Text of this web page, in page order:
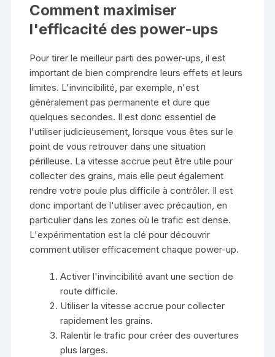
Comment maximiser
l'efficacité des power-ups
Pour tirer le meilleur parti des power-ups, il est
important de bien comprendre leurs effets et leurs
limites. L'invincibilité, par exemple, n'est
généralement pas permanente et dure que
quelques secondes. Il est donc essentiel de
l'utiliser judicieusement, lorsque vous êtes sur le
point de vous retrouver dans une situation
périlleuse. La vitesse accrue peut être utile pour
collecter des grains, mais elle peut également
rendre votre poule plus difficile à contrôler. Il est
donc important de l'utiliser avec précaution, en
particulier dans les zones où le trafic est dense.
L'expérimentation est la clé pour découvrir
comment utiliser efficacement chaque power-up.
Activer l'invincibilité avant une section de
route difficile.
Utiliser la vitesse accrue pour collecter
rapidement les grains.
Ralentir le trafic pour créer des ouvertures
plus larges.